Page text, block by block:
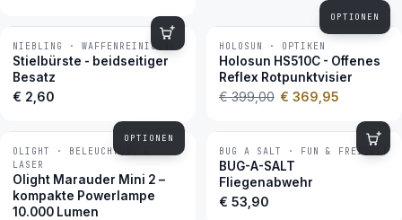
OPTIONEN
BESTSELLER
NIEBLING · WAFFENREINIGUNG
Stielbürste - beidseitiger
Besatz
€ 2,60
OPTIONEN
−7 %
HOLOSUN · OPTIKEN
Holosun HS510C - Offenes
Reflex Rotpunktvisier
€ 399,00 € 369,95
−22 %
OLIGHT · BELEUCHTUNG &
LASER
Olight Marauder Mini 2 –
kompakte Powerlampe
10.000 Lumen
BESTSELLER
BUG A SALT · FUN & FREIZEIT
BUG-A-SALT
Fliegenabwehr
€ 53,90